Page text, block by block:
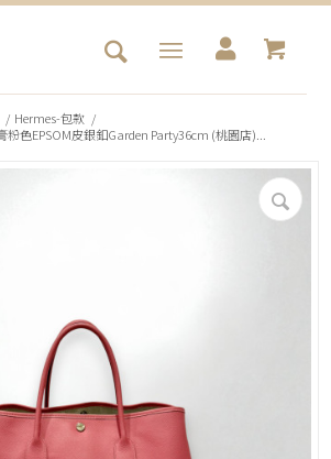
/ Hermes-包款 /
粉色EPSOM皮銀釦Garden Party36cm (桃園店)...